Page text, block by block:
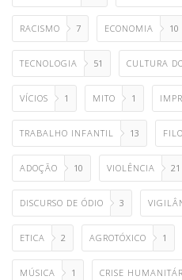
RACISMO 7 ECONOMIA 10
TECNOLOGIA 51 CULTURA
VÍCIOS 1 MITO 1
TRABALHO INFANTIL 13
ADOÇÃO 10 VIOLÊNCIA 21
DISCURSO DE ÓDIO 3
ETICA 2 AGROTÓXICO 1
MÚSICA 1 CRISE